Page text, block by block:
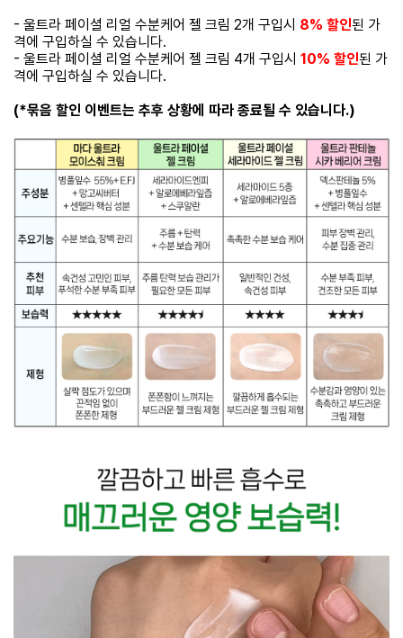
- 울트라 페이셜 리얼 수분케어 젤 크림 2개 구입시 8% 할인된 가
격에 구입하실 수 있습니다.
- 울트라 페이셜 리얼 수분케어 젤 크림 4개 구입시 10% 할인된 가
격에 구입하실 수 있습니다.
(*묶음 할인 이벤트는 추후 상황에 따라 종료될 수 있습니다.)